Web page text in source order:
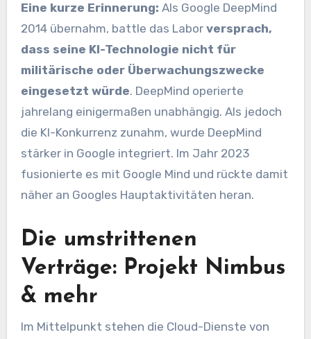
Eine kurze Erinnerung: Als Google DeepMind
2014 übernahm, battle das Labor versprach,
dass seine KI-Technologie nicht für
militärische oder Überwachungszwecke
eingesetzt würde. DeepMind operierte
jahrelang einigermaßen unabhängig. Als jedoch
die KI-Konkurrenz zunahm, wurde DeepMind
stärker in Google integriert. Im Jahr 2023
fusionierte es mit Google Mind und rückte damit
näher an Googles Hauptaktivitäten heran.
Die umstrittenen
Verträge: Projekt Nimbus
& mehr
Im Mittelpunkt stehen die Cloud-Dienste von